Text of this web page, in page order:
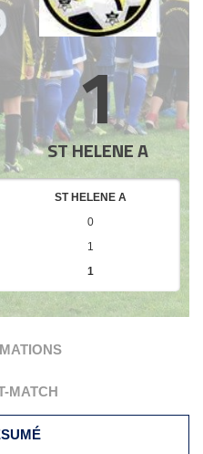
1
ST HELENE A
ST HELENE A
0
1
1
MATCH